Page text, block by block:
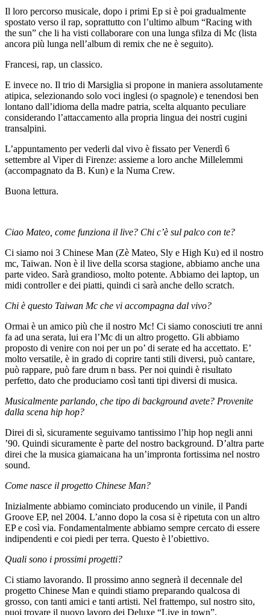
Il loro percorso musicale, dopo i primi Ep si è poi gradualmente
spostato verso il rap, soprattutto con l’ultimo album “Racing with
the sun” che li ha visti collaborare con una lunga sfilza di Mc (lista
ancora più lunga nell’album di remix che ne è seguito).
Francesi, rap, un classico.
E invece no. Il trio di Marsiglia si propone in maniera assolutamente
atipica, selezionando solo voci inglesi (o spagnole) e tenendosi ben
lontano dall’idioma della madre patria, scelta alquanto peculiare
considerando l’attaccamento alla propria lingua dei nostri cugini
transalpini.
L’appuntamento per vederli dal vivo è fissato per Venerdì 6
settembre al Viper di Firenze: assieme a loro anche Millelemmi
(accompagnato da B. Kun) e la Numa Crew.
Buona lettura.
Ciao Mateo, come funziona il live? Chi c’è sul palco con te?
Ci siamo noi 3 Chinese Man (Zè Mateo, Sly e High Ku) ed il nostro
mc, Taiwan. Non è il live della scorsa stagione, abbiamo anche una
parte video. Sarà grandioso, molto potente. Abbiamo dei laptop, un
midi controller e dei piatti, quindi ci sarà anche dello scratch.
Chi è questo Taiwan Mc che vi accompagna dal vivo?
Ormai è un amico più che il nostro Mc! Ci siamo conosciuti tre anni
fa ad una serata, lui era l’Mc di un altro progetto. Gli abbiamo
proposto di venire con noi per un po’ di serate ed ha accettato. E’
molto versatile, è in grado di coprire tanti stili diversi, può cantare,
può rappare, può fare drum n bass. Per noi quindi è risultato
perfetto, dato che produciamo così tanti tipi diversi di musica.
Musicalmente parlando, che tipo di background avete? Provenite
dalla scena hip hop?
Direi di sì, sicuramente seguivamo tantissimo l’hip hop negli anni
’90. Quindi sicuramente è parte del nostro background. D’altra parte
direi che la musica giamaicana ha un’impronta fortissima nel nostro
sound.
Come nasce il progetto Chinese Man?
Inizialmente abbiamo cominciato producendo un vinile, il Pandi
Groove EP, nel 2004. L’anno dopo la cosa si è ripetuta con un altro
EP e così via. Fondamentalmente abbiamo sempre cercato di essere
indipendenti e coi piedi per terra. Questo è l’obiettivo.
Quali sono i prossimi progetti?
Ci stiamo lavorando. Il prossimo anno segnerà il decennale del
progetto Chinese Man e quindi stiamo preparando qualcosa di
grosso, con tanti amici e tanti artisti. Nel frattempo, sul nostro sito,
puoi trovare il nuovo lavoro dei Deluxe “Live in town”.